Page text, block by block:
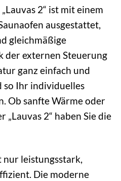
2“ ist mit einem
ausgestattet,
gleichmäßige
der externen Steuerung
ganz einfach und
so Ihr individuelles
Ob sanfte Wärme oder
2“ haben Sie die
nur leistungsstark,
Die moderne